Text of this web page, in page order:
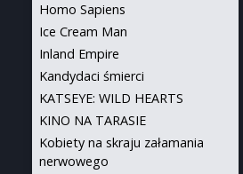
Homo Sapiens
Ice Cream Man
Inland Empire
Kandydaci śmierci
KATSEYE: WILD HEARTS
KINO NA TARASIE
Kobiety na skraju załamania
nerwowego